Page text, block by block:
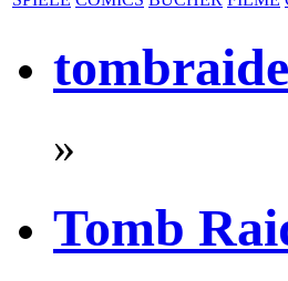
»
Tomb